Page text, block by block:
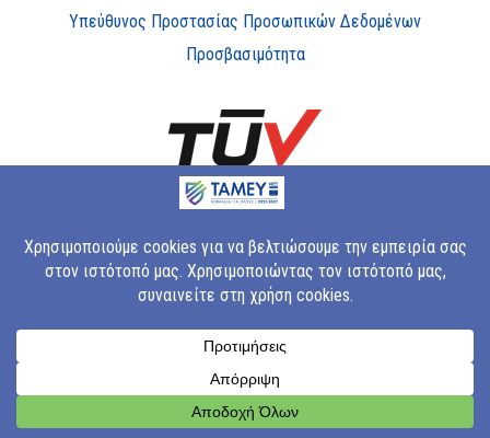
Υπεύθυνος Προστασίας Προσωπικών Δεδομένων
Προσβασιμότητα
Copyright © 2023